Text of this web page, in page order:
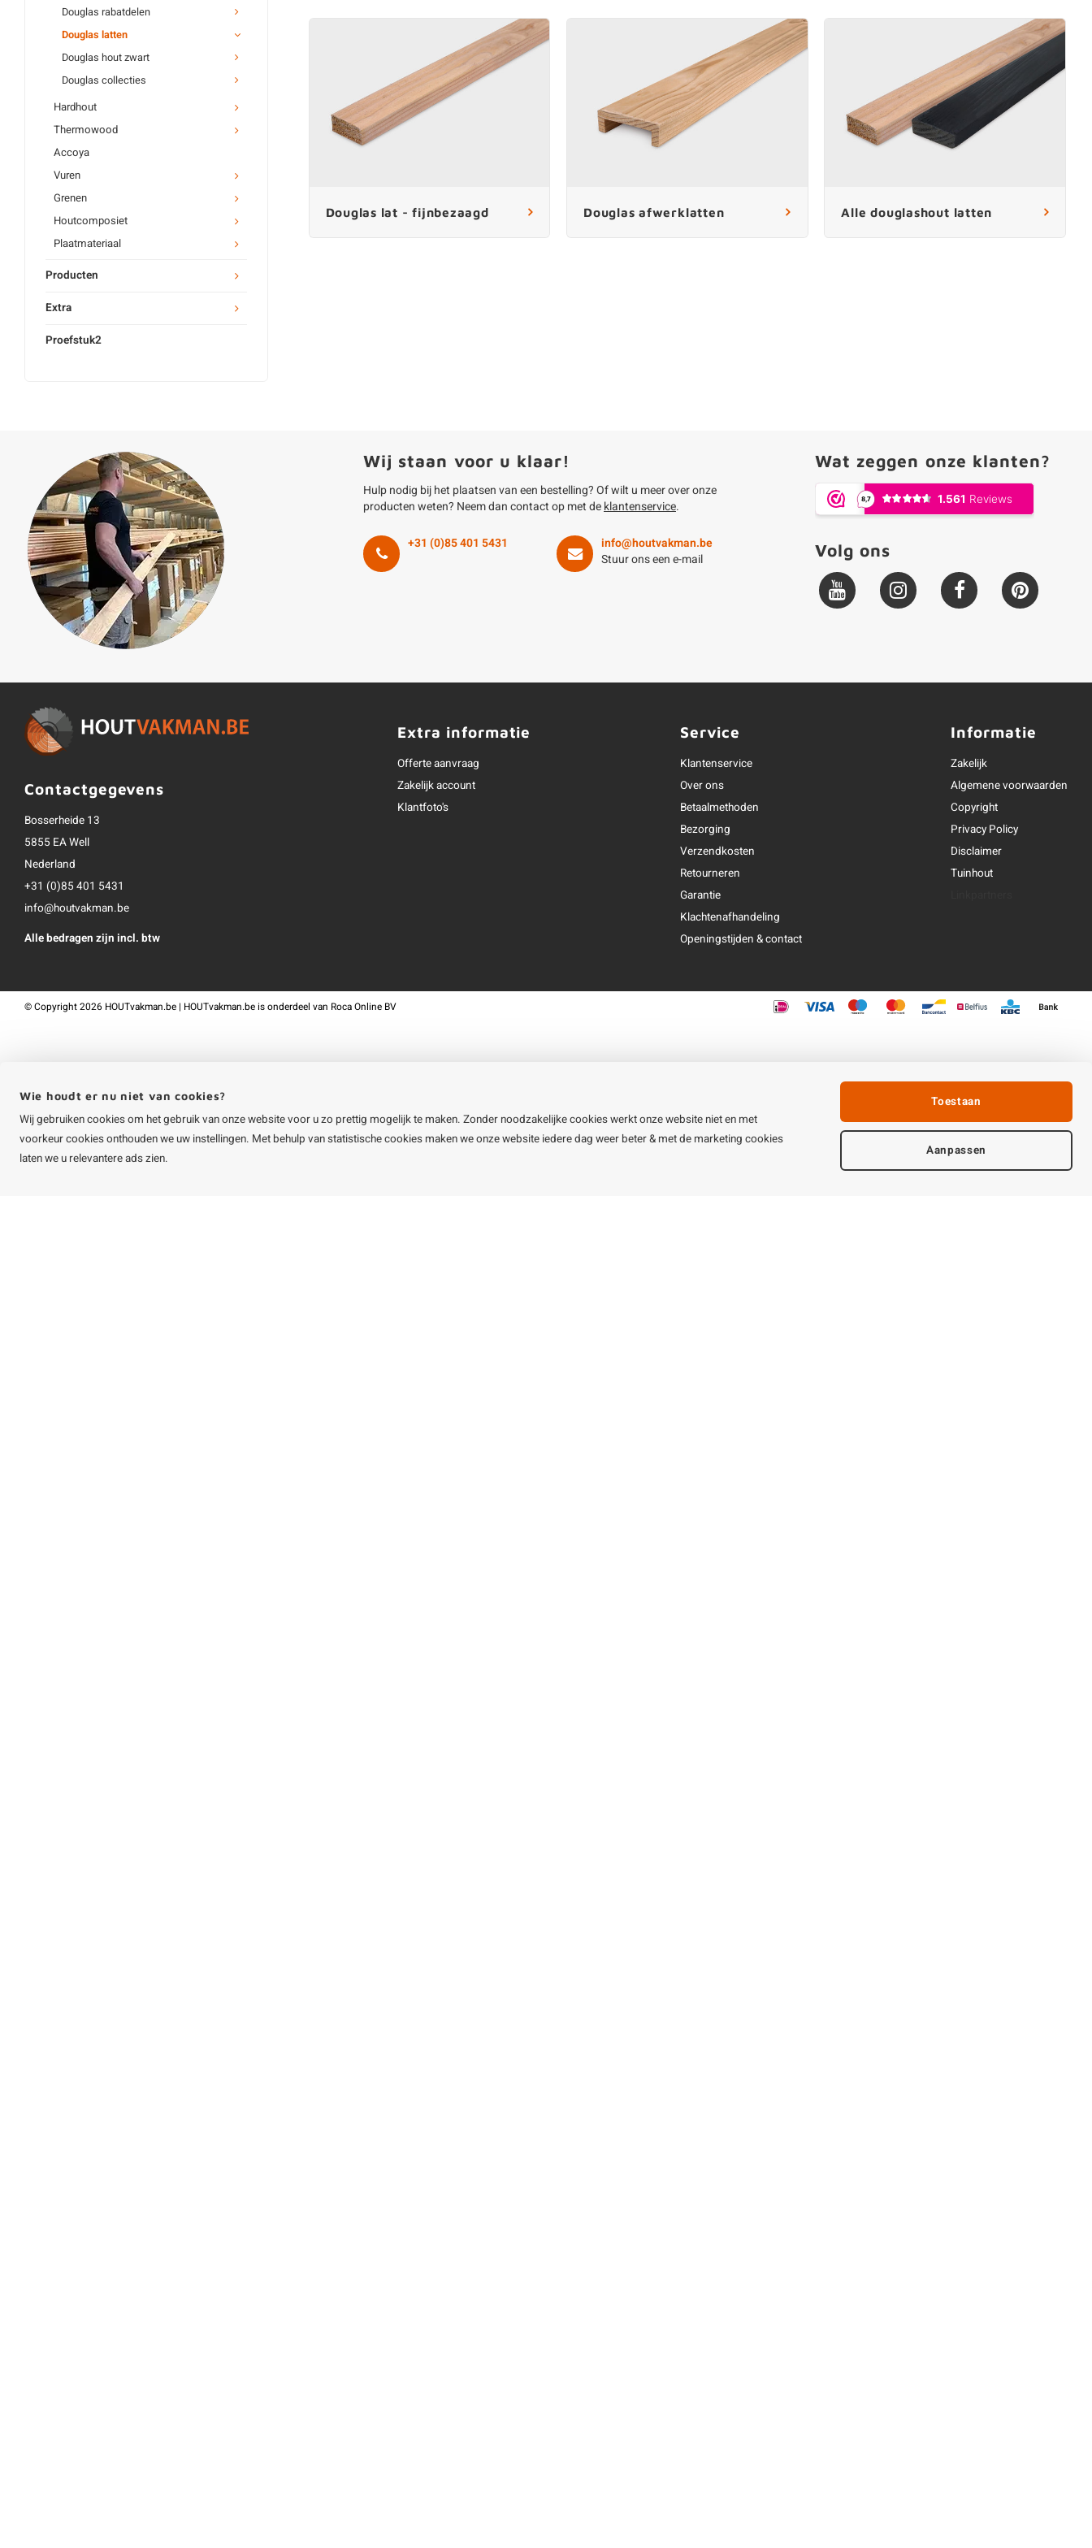
Douglas rabatdelen
Douglas latten
Douglas hout zwart
Douglas collecties
Hardhout
Thermowood
Accoya
Vuren
Grenen
Houtcomposiet
Plaatmateriaal
Producten
Extra
Proefstuk2
Douglas lat - fijnbezaagd Douglas afwerklatten Alle douglashout latten
Wij staan voor u klaar!
Hulp nodig bij het plaatsen van een bestelling? Of wilt u meer over onze
producten weten? Neem dan contact op met deklantenservice.
+31 (0)85 401 5431
info@houtvakman.be
Stuur ons een e-mail
Wat zeggen onze klanten?
Volg ons
Contactgegevens
Bosserheide 13
5855 EA Well
Nederland
+31 (0)85 401 5431
info@houtvakman.be
Alle bedragen zijn incl. btw
Extra informatie
Offerte aanvraag
Zakelijk account
Klantfoto's
Service
Klantenservice
Over ons
Betaalmethoden
Bezorging
Verzendkosten
Retourneren
Garantie
Klachtenafhandeling
Openingstijden & contact
Informatie
Zakelijk
Algemene voorwaarden
Copyright
Privacy Policy
Disclaimer
Tuinhout
©Copyright2026 HOUTvakman.be | HOUTvakman.be is onderdeel van Roca Online BV
Wie houdt er nu niet van cookies?
Wij gebruiken cookies om het gebruik van onze website voor u zo prettig mogelijk te maken. Zonder noodzakelijke cookies werkt onze website niet en met
voorkeur cookies onthouden we uw instellingen. Met behulp van statistische cookies maken we onze website iedere dag weer beter & met de marketing cookies
laten we u relevantere ads zien.
Toestaan
Aanpassen